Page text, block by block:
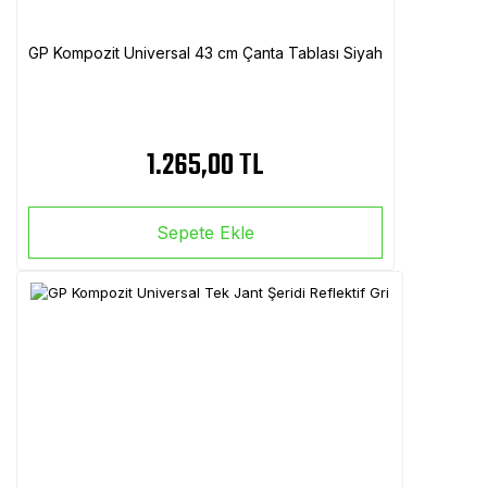
GP Kompozit Universal 43 cm Çanta Tablası Siyah
1.265,00 TL
Sepete Ekle